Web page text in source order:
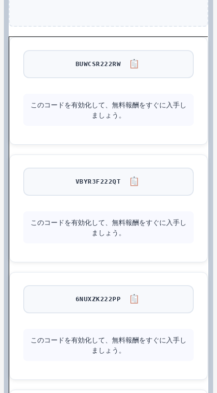
BUWCSR222RW
このコードを有効化して、無料報酬をすぐに入手し
ましょう。
VBYR3F222QT
このコードを有効化して、無料報酬をすぐに入手し
ましょう。
6NUXZK222PP
このコードを有効化して、無料報酬をすぐに入手し
ましょう。